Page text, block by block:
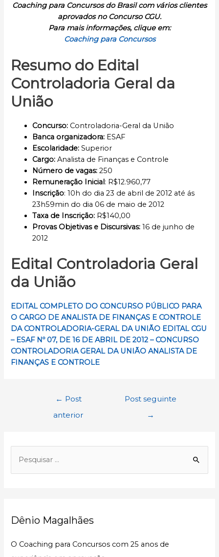
Coaching para Concursos do Brasil com vários clientes
aprovados no Concurso CGU.
Para mais informações, clique em:
Coaching para Concursos
Resumo do Edital
Controladoria Geral da
União
Concurso: Controladoria-Geral da União
Banca organizadora: ESAF
Escolaridade: Superior
Cargo: Analista de Finanças e Controle
Número de vagas:250
Remuneração Inicial: R$12.960,77
Inscrição: 10h do dia 23 de abril de 2012 até ás
23h59min do dia 06 de maio de 2012
Taxa de Inscrição: R$140,00
Provas Objetivas e Discursivas: 16 de junho de
2012
Edital Controladoria Geral
da União
EDITAL COMPLETO DO CONCURSO PÚBLICO PARA
O CARGO DE ANALISTA DE FINANÇAS E CONTROLE
DA CONTROLADORIA-GERAL DA UNIÃO EDITAL CGU
– ESAF Nº 07, DE 16 DE ABRIL DE 2012 – CONCURSO
CONTROLADORIA GERAL DA UNIÃO ANALISTA DE
FINANÇAS E CONTROLE
Navegação
← Post
anterior
Post seguinte
→
iDênio Magalhães
O Coaching para Concursos com 25 anos de